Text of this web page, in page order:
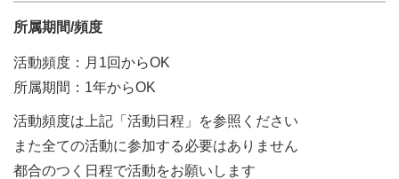
所属期間/頻度
活動頻度：月1回からOK
所属期間：1年からOK
活動頻度は上記「活動日程」を参照ください
また全ての活動に参加する必要はありません
都合のつく日程で活動をお願いします